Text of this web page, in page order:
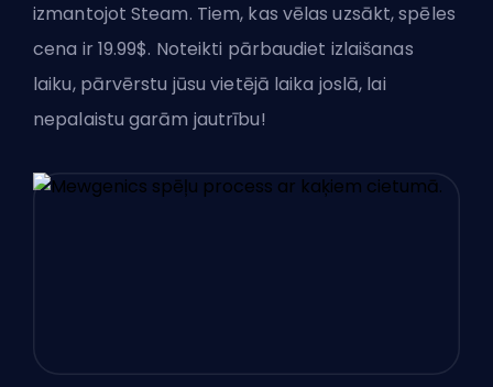
izmantojot Steam. Tiem, kas vēlas uzsākt, spēles
cena ir 19.99$. Noteikti pārbaudiet izlaišanas
laiku, pārvērstu jūsu vietējā laika joslā, lai
nepalaistu garām jautrību!